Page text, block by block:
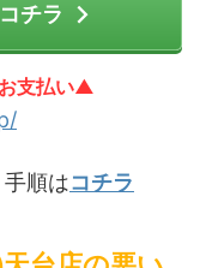
チラ
支払い▲
順はコチラ